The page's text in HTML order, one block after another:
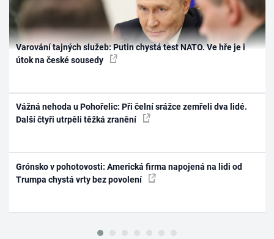
Varování tajných služeb: Putin chystá test NATO. Ve hře je i
útok na české sousedy
Vážná nehoda u Pohořelic: Při čelní srážce zemřeli dva lidé.
Další čtyři utrpěli těžká zranění
Grónsko v pohotovosti: Americká firma napojená na lidi od
Trumpa chystá vrty bez povolení